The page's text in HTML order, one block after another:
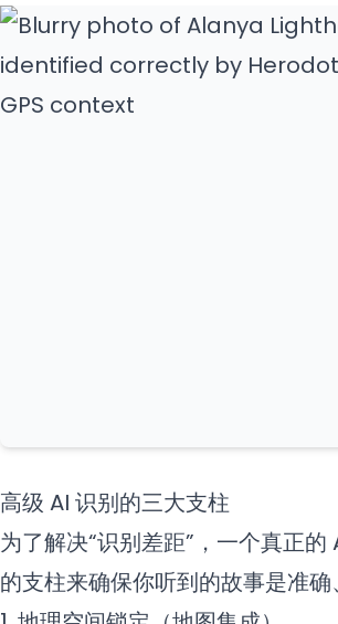
高级 AI 识别的三大支柱
为了解决“识别差距”，一个真正
的支柱来确保你听到的故事是准确